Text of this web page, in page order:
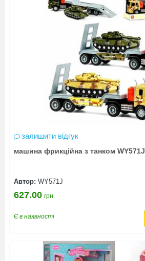
залишити відгук
машина фрикційна з танком WY571J
Автор: WY571J
627.00 грн.
Є в наявності